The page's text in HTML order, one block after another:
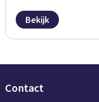
Bekijk
Contact